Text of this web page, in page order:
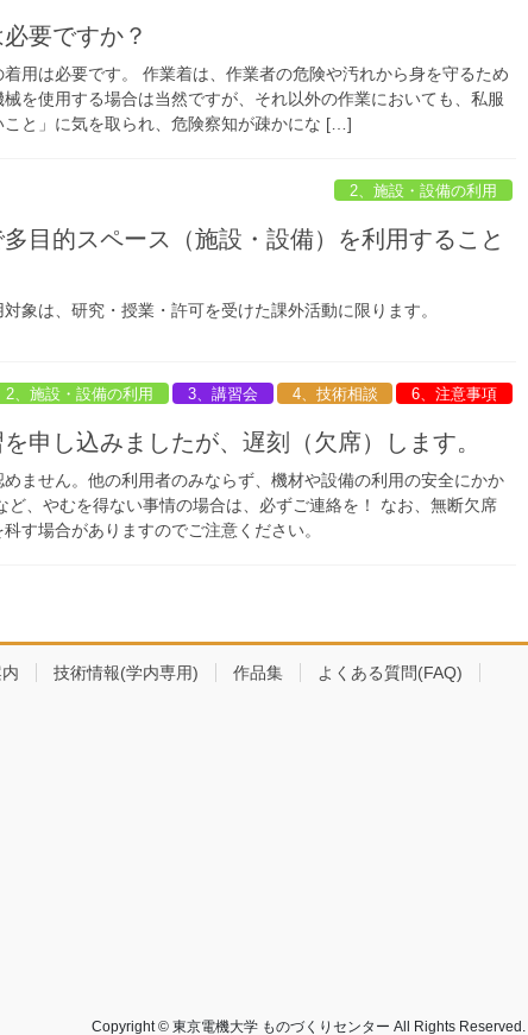
要ですか？
用は必要です。 作業着は、作業者の危険や汚れから身を守るため
を使用する場合は当然ですが、それ以外の作業においても、私服
こと」に気を取られ、危険察知が疎かにな […]
2、施設・設備の利用
目的スペース（施設・設備）を利用すること
象は、研究・授業・許可を受けた課外活動に限ります。
6、注意事項
4、技術相談
3、講習会
2、施設・設備の利用
申し込みましたが、遅刻（欠席）します。
ません。他の利用者のみならず、機材や設備の利用の安全にかか
ど、やむを得ない事情の場合は、必ずご連絡を！ なお、無断欠席
す場合がありますのでご注意ください。
技術情報(学内専用) 作品集 よくある質問(FAQ)
Copyright © 東京電機大学 ものづくりセンター All Rights Reserved.